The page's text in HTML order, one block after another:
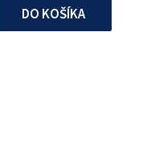
DO KOŠÍKA